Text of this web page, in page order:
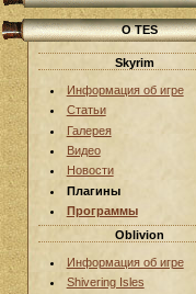
О TES
Skyrim
Информация об игре
Статьи
Галерея
Видео
Новости
Плагины
Программы
Oblivion
Информация об игре
Shivering Isles